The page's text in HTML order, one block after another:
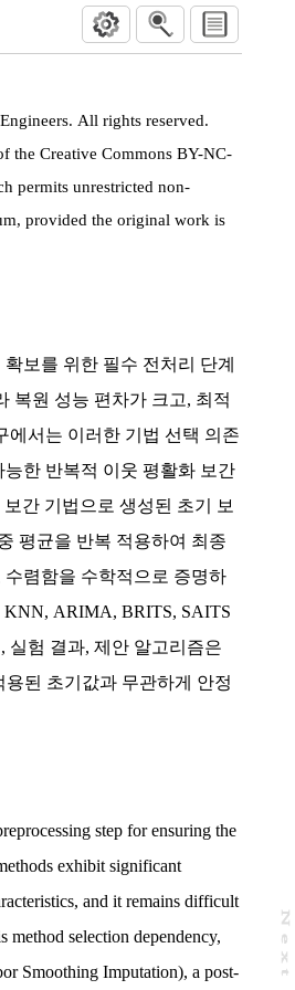
N
e
x
t
a
g
All rights reserved.
the Creative Commons BY-NC-
permits unrestricted non-
provided the original work is
보를 위한 필수 전처리 단계
복원 성능 편차가 크고, 최적
에서는 이러한 기법 선택 의존
한 반복적 이웃 평활화 보간
간 기법으로 생성된 초기 보
평균을 반복 적용하여 최종
렴함을 수학적으로 증명하
ARIMA, BRITS, SAITS
실험 결과, 제안 알고리즘은
된 초기값과 무관하게 안정
step for ensuring the
exhibit significant
and it remains difficult
method selection dependency,
Smoothing Imputation), a post-